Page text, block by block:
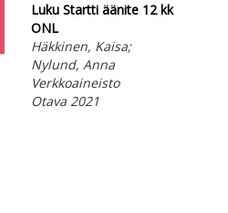
Luku Startti äänite 12 kk
ONL
Häkkinen, Kaisa;
Nylund, Anna
Verkkoaineisto
Otava 2021